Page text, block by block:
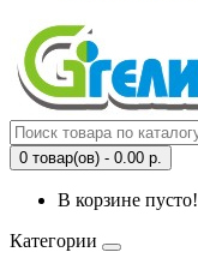
0 товар(ов) - 0.00 р.
В корзине пусто!
Категории